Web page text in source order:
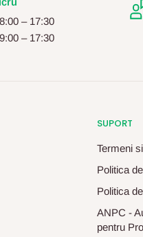
– 17:30
– 17:30
SUPORT
Termeni
Politica
Politica
ANPC -
pentru